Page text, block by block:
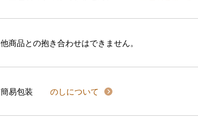
他商品との抱き合わせはできません。
簡易包装 のしについて